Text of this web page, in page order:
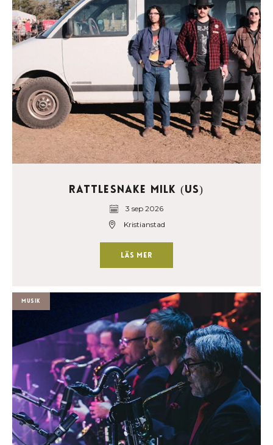
Rattlesnake Milk (US)
3 sep 2026
Kristianstad
Läs mer
Musik